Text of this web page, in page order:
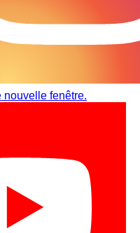
nouvelle fenêtre.